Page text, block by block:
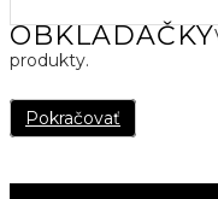
OBKLADAČKY
produkty.
Pokračovať